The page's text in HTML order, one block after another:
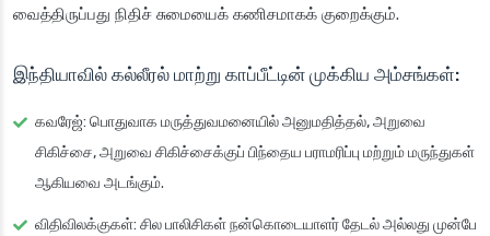
வைத்திருப்பது நிதிச் சுமையைக் கணிசமாகக் குறைக்கும்.
இந்தியாவில் கல்லீரல் மாற்று காப்பீட்டின் முக்கிய அம்சங்கள்:
கவரேஜ்: பொதுவாக மருத்துவமனையில் அனுமதித்தல், அறுவை
சிகிச்சை, அறுவை சிகிச்சைக்குப் பிந்தைய பராமரிப்பு மற்றும் மருந்துகள்
ஆகியவை அடங்கும்.
விதிவிலக்குகள்: சில பாலிசிகள் நன்கொடையாளர் தேடல் அல்லது முன்பே